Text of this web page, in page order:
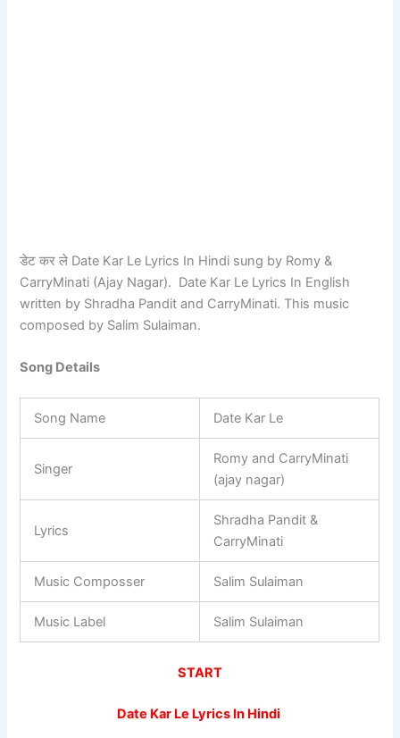
डेट कर ले Date Kar Le Lyrics In Hindi sung by Romy &
CarryMinati (Ajay Nagar). Date Kar Le Lyrics In English
written by Shradha Pandit and CarryMinati. This music
composed by Salim Sulaiman.
Song Details
Song Name Date Kar Le
Singer
Romy and CarryMinati
(ajay nagar)
Lyrics
Shradha Pandit &
CarryMinati
Music Composser Salim Sulaiman
Music Label Salim Sulaiman
START
Date Kar Le Lyrics In Hindi